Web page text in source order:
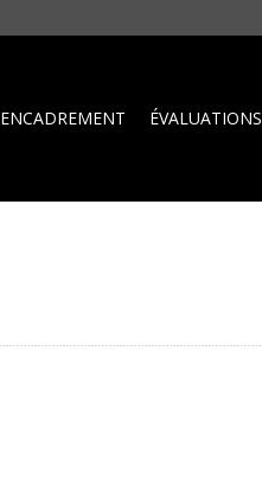
ENCADREMENT ÉVALUATIONS